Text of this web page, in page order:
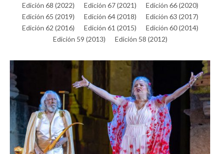
Edición 68 (2022)
Edición 67 (2021)
Edición 66 (2020)
Edición 65 (2019)
Edición 64 (2018)
Edición 63 (2017)
Edición 62 (2016)
Edición 61 (2015)
Edición 60 (2014)
Edición 59 (2013)
Edición 58 (2012)